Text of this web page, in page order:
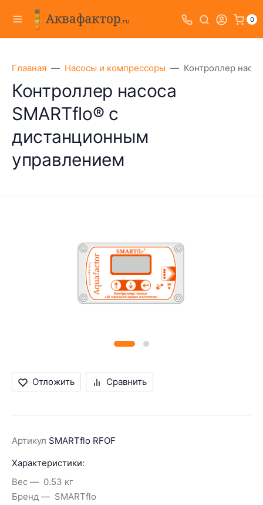
0
Главная Насосы и компрессоры Контроллер
Контроллер насоса
SMARTflo® с
дистанционным
управлением
Отложить Сравнить
Артикул SMARTflo RFOF
Характеристики:
Вес
0.53 кг
Бренд
SMARTflo